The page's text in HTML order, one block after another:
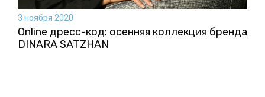
3 ноября 2020
Online дресс-код: осенняя коллекция бренда
DINARA SATZHAN